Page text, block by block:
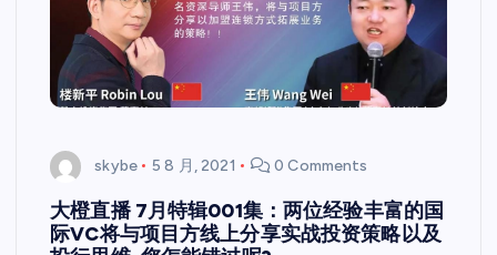
skybe 5 8 月, 2021 0 Comments
大橙直播 7月特辑001集：两位经验丰富的国
际VC将与项目方线上分享实战投资策略以及